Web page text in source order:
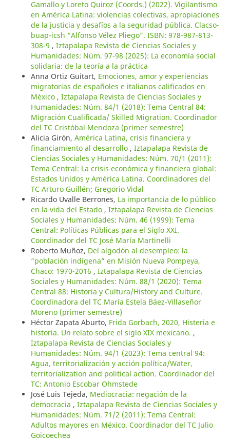
Gamallo y Loreto Quiroz (Coords.) (2022). Vigilantismo
en América Latina: violencias colectivas, apropiaciones
de la justicia y desafíos a la seguridad pública. Clacso-
buap-icsh “Alfonso Vélez Pliego”. ISBN: 978-987-813-
308-9 , Iztapalapa Revista de Ciencias Sociales y
Humanidades: Núm. 97-98 (2025): La economía social
solidaria: de la teoría a la práctica
Anna Ortiz Guitart, Emociones, amor y experiencias
migratorias de españoles e italianos calificados en
México , Iztapalapa Revista de Ciencias Sociales y
Humanidades: Núm. 84/1 (2018): Tema Central 84:
Migración Cualificada/ Skilled Migration. Coordinador
del TC Cristóbal Mendoza (primer semestre)
Alicia Girón, América Latina, crisis financiera y
financiamiento al desarrollo , Iztapalapa Revista de
Ciencias Sociales y Humanidades: Núm. 70/1 (2011):
Tema Central: La crisis económica y financiera global:
Estados Unidos y América Latina. Coordinadores del
TC Arturo Guillén; Gregorio Vidal
Ricardo Uvalle Berrones, La importancia de lo público
en la vida del Estado , Iztapalapa Revista de Ciencias
Sociales y Humanidades: Núm. 46 (1999): Tema
Central: Políticas Públicas para el Siglo XXI.
Coordinador del TC José María Martinelli
Roberto Muñoz, Del algodón al desempleo: la
“población indígena” en Misión Nueva Pompeya,
Chaco: 1970-2016 , Iztapalapa Revista de Ciencias
Sociales y Humanidades: Núm. 88/1 (2020): Tema
Central 88: Historia y Cultura/History and Culture.
Coordinadora del TC María Estela Báez-Villaseñor
Moreno (primer semestre)
Héctor Zapata Aburto, Frida Gorbach, 2020, Histeria e
historia. Un relato sobre el siglo XIX mexicano. ,
Iztapalapa Revista de Ciencias Sociales y
Humanidades: Núm. 94/1 (2023): Tema central 94:
Agua, territorialización y acción política/Water,
territorialization and political action. Coordinador del
TC: Antonio Escobar Ohmstede
José Luis Tejeda, Mediocracia: negación de la
democracia , Iztapalapa Revista de Ciencias Sociales y
Humanidades: Núm. 71/2 (2011): Tema Central:
Adultos mayores en México. Coordinador del TC Julio
Goicoechea